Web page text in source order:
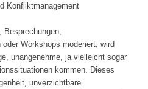
Konfliktmanagement
Besprechungen,
Workshops moderiert, wird
unangenehme, ja vielleicht sogar
kommen. Dieses
unverzichtbare